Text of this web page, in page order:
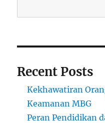
Moral
Recent Posts
Kekhawatiran
Keamanan MBG
Peran Pendidikan